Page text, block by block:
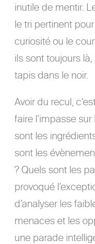
inutile de mentir.
le tri pertinent
curiosité ou le
ils sont toujours
tapis dans le noir.
Avoir du recul,
faire l’impasse
sont les
sont les
? Quels sont les
provoqué
d’analyser les
menaces et les
une parade